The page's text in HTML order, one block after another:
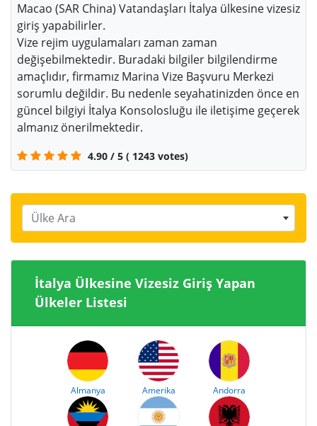
Macao (SAR China) Vatandaşları İtalya ülkesine vizesiz
giriş yapabilirler.
Vize rejim uygulamaları zaman zaman
değişebilmektedir. Buradaki bilgiler bilgilendirme
amaçlıdır, firmamız Marina Vize Başvuru Merkezi
sorumlu değildir. Bu nedenle seyahatinizden önce en
güncel bilgiyi İtalya Konsolosluğu ile iletişime geçerek
almanız önerilmektedir.
4.90 / 5 ( 1243 votes)
Ülke Ara
İtalya Ülkesine Vizesiz Giriş Yapan
Ülkeler Listesi
Almanya Amerika Andorra